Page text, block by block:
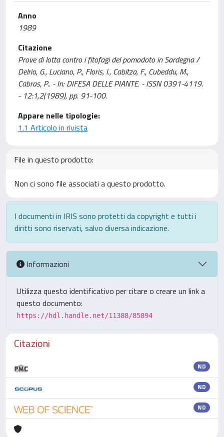
Anno
1989
Citazione
Prove di lotta contro i fitofagi del pomodoto in Sardegna /
Delrio, G., Luciano, P., Floris, I., Cabitza, F., Cubeddu, M.,
Cabras, P.. - In: DIFESA DELLE PIANTE. - ISSN 0391-4119.
- 12:1,2(1989), pp. 91-100.
Appare nelle tipologie:
1.1 Articolo in rivista
File in questo prodotto:
Non ci sono file associati a questo prodotto.
I documenti in IRIS sono protetti da copyright e tutti i
diritti sono riservati, salvo diversa indicazione.
Informazioni
Utilizza questo identificativo per citare o creare un link a
questo documento:
https://hdl.handle.net/11388/85894
Citazioni
ND
ND
ND